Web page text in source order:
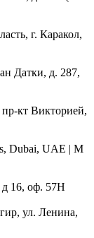
г. Каракол,
Датки, д. 287,
кт Викторией,
Dubai, UAE | М
д 16, оф. 57Н
ул. Ленина,